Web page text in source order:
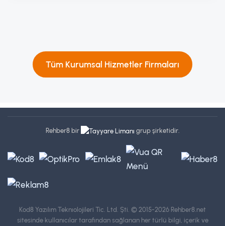
Tüm Kurumsal Hizmetler Firmaları
Rehber8 bir grup şirketidir.
Kod8 Yazılım Teknıolojileri Tic. Ltd. Şti. © 2015-2026 Rehber8.net
sitesinde kullanıcılar tarafından sağlanan her türlü bilgi, içerik ve